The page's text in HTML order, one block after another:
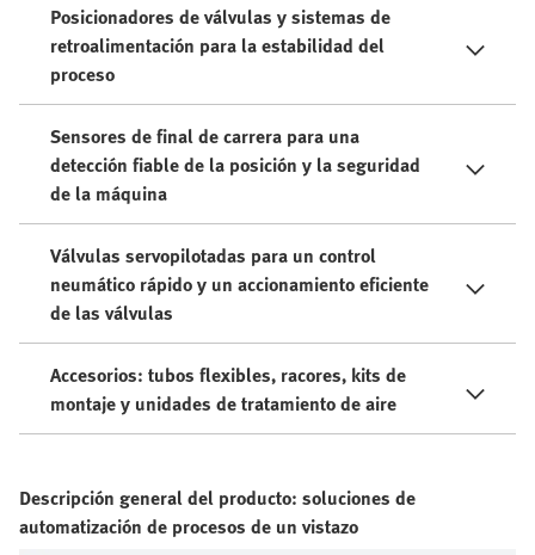
Posicionadores de válvulas y sistemas de
retroalimentación para la estabilidad del
proceso
Sensores de final de carrera para una
detección fiable de la posición y la seguridad
de la máquina
Válvulas servopilotadas para un control
neumático rápido y un accionamiento eficiente
de las válvulas
Accesorios: tubos flexibles, racores, kits de
montaje y unidades de tratamiento de aire
Descripción general del producto: soluciones de
automatización de procesos de un vistazo